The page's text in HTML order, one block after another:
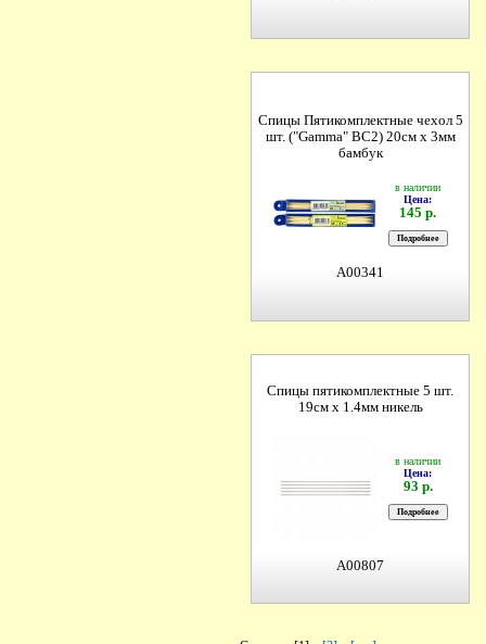
Спицы Пятикомплектные чехол 5
шт. ("Gamma" BC2) 20см х 3мм
бамбук
в наличии
Цена:
145 р.
A00341
Спицы пятикомплектные 5 шт.
19см х 1.4мм никель
в наличии
Цена:
93 р.
A00807